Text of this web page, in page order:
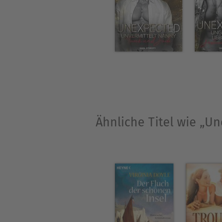
Karma ist ja bekanntlich
Über Alica H. White
Alica H. White ist das
Ähnliche Titel wie